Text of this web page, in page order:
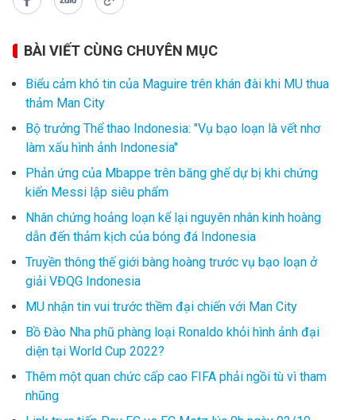
BÀI VIẾT CÙNG CHUYÊN MỤC
Biểu cảm khó tin của Maguire trên khán đài khi MU thua
thảm Man City
Bộ trưởng Thể thao Indonesia: "Vụ bạo loạn là vết nhơ
làm xấu hình ảnh Indonesia"
Phản ứng của Mbappe trên băng ghế dự bị khi chứng
kiến Messi lập siêu phẩm
Nhân chứng hoảng loạn kể lại nguyên nhân kinh hoàng
dẫn đến thảm kịch của bóng đá Indonesia
Truyền thông thế giới bàng hoàng trước vụ bạo loạn ở
giải VĐQG Indonesia
MU nhận tin vui trước thềm đại chiến với Man City
Bồ Đào Nha phũ phàng loại Ronaldo khỏi hình ảnh đại
diện tại World Cup 2022?
Thêm một quan chức cấp cao FIFA phải ngồi tù vì tham
nhũng